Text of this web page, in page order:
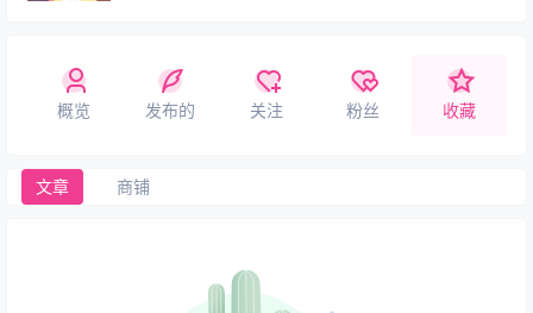
概览 发布的 关注 粉丝 收藏
文章 商铺